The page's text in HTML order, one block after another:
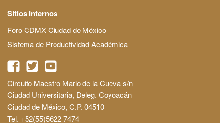
Sitios Internos
Foro CDMX Ciudad de México
Sistema de Productividad Académica
Circuito Maestro Mario de la Cueva s/n
Ciudad Universitaria, Deleg. Coyoacán
Ciudad de México, C.P. 04510
Tel. +52(55)5622 7474